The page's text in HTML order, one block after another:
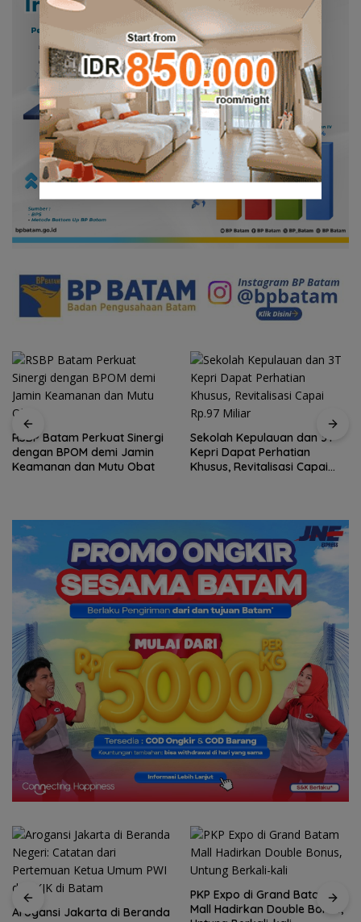
RSBP Batam Perkuat Sinergi
dengan BPOM demi Jamin
Keamanan dan Mutu Obat
Sekolah Kepulauan dan 3T
Kepri Dapat Perhatian
Khusus, Revitalisasi Capai
Arogansi Jakarta di Beranda
PKP Expo di Grand Batam
Mall Hadirkan Double Bonus,